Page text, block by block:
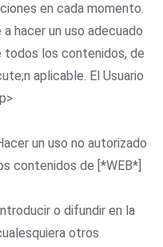
en cada momento.
hacer un uso adecuado
los contenidos, de
aplicable. El Usuario
un uso no autorizado
contenidos de [*WEB*]
o difundir en la
otros